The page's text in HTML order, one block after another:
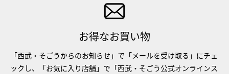
お得なお買い物
「西武・そごうからのお知らせ」で「メールを受け取る」にチェ
ックし、「お気に入り店舗」で「西武・そごう公式オンラインス